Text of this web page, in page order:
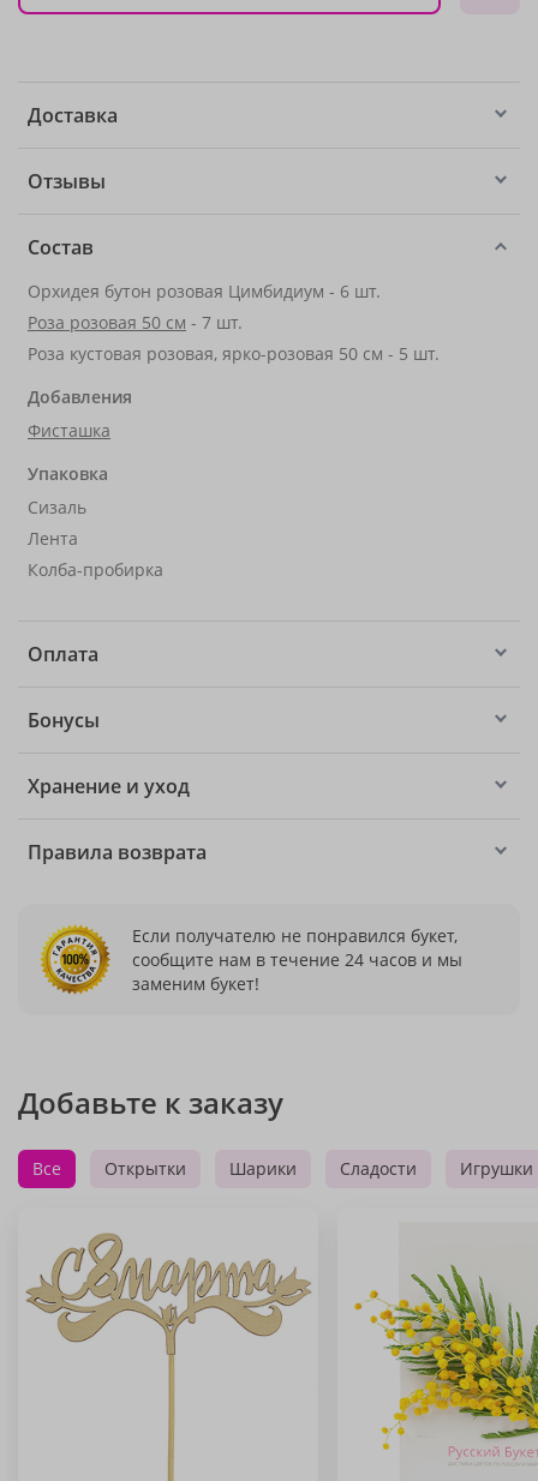
Доставка
Отзывы
Состав
Орхидея бутон розовая Цимбидиум - 6 шт.
Роза розовая 50 см - 7 шт.
Роза кустовая розовая, ярко-розовая 50 см - 5 шт.
Добавления
Фисташка
Упаковка
Сизаль
Лента
Колба-пробирка
Оплата
Бонусы
Хранение и уход
Правила возврата
Если получателю не понравился букет,
сообщите нам в течение 24 часов и мы
заменим букет!
Добавьте к заказу
Все Открытки Шарики Сладости Игрушки